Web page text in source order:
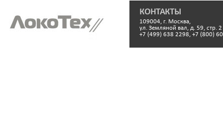
КОНТАКТЫ
109004, г. Москва,
ул. Земляной вал, д. 59, стр. 2
+7 (499) 638 2298, +7 (800)